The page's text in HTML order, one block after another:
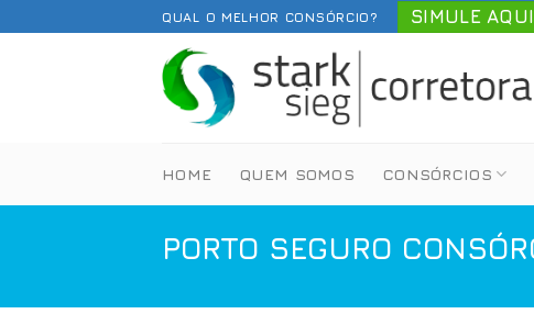
QUAL O MELHOR CONSÓRCIO? SIMULE AQUI
HOME QUEM SOMOS CONSÓRCIOS
PORTO SEGURO